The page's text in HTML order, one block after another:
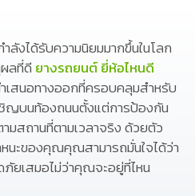
ลังได้รับความนิยมมากขึ้นในโลก
ลที่ดี ยางรถยนต์ ยี่ห้อไหนดี
เสนอทางออกที่ครอบคลุมสำหรับ
ญบนท้องถนนตั้งแต่การป้องกัน
มสถานที่ตามเวลาจริง ด้วยตัว
นะของคุณคุณสามารถมั่นใจได้ว่า
เสมอไม่ว่าคุณจะอยู่ที่ไหน